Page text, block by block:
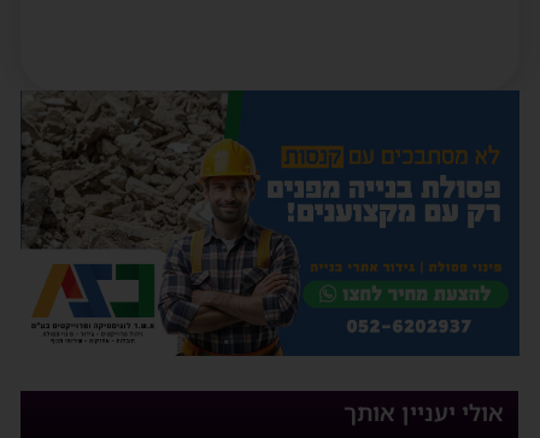
אולי יעניין אותך